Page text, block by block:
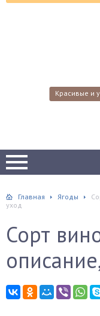
Красивые и
Главная Ягоды
уход
Сорт